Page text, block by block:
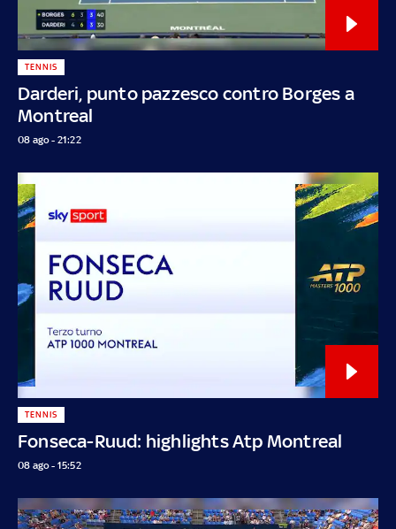
Darderi, punto pazzesco contro Borges a
Montreal
TENNIS
08 ago - 21:22
Fonseca-Ruud: highlights Atp Montreal
TENNIS
08 ago - 15:52